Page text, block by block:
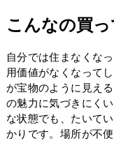
こんなの買
自分では住まなくな
用価値がなくなって
が宝物のように見え
の魅力に気づきにく
な状態でも、たいて
かりです。場所が不